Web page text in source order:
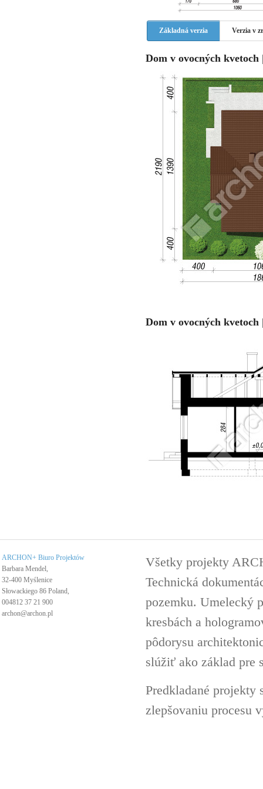
Základná verzia Verzia v
Dom v ovocných kvetoch
Dom v ovocných kvetoch
ARCHON+ Biuro Projektów
Barbara Mendel,
32-400 Myślenice
Słowackiego 86 Poland,
004812 37 21 900
archon@archon.pl
Všetky projekty
Technická
pozemku. Umelecký
kresbách a
pôdorysu
slúžiť ako základ pre
Predkladané
zlepšovaniu procesu